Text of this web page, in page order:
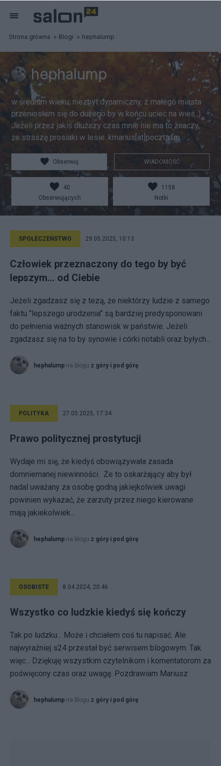
Strona główna Blogi hephalump
hephalump
w średnim wieku, niezbyt dynamiczny, z małego miasta
przeniosłem się do dużego by w końcu uciec na wieś ;)
Jeżeli przez jakiś dłuższy czas mnie nie ma to znaczy,
że straszę prosiaki w lesie. kmarius[at]poczta.fm
Obserwuj WIADOMOŚĆ
40
Obserwujących
1158
Notki
SPOŁECZEŃSTWO 29.05.2025, 10:13
Człowiek przeznaczony do tego by być
lepszym... od Ciebie
Jeżeli zgadzasz się z tezą, że niektórzy ludzie z samego
faktu "lepszego urodzenia" są bardziej predysponowani
do pełnienia ważnych stanowisk w państwie. Jeżeli
zgadzasz się na to by synowie i córki notabli oraz byłych...
hephalump na blogu z góry i pod górę
POLITYKA 27.05.2025, 17:34
Prawo politycznej prostytucji
Wydaje mi się, że kiedyś obowiązywała zasada
domniemanej niewinności. Że to oskarżający aby był
nadal uważany za osobę godną jakiejkolwiek uwagi
powinien wykazać, że zarzuty przez niego kierowane
mają jakiekolwiek...
hephalump na blogu z góry i pod górę
OSOBISTE 8.04.2024, 20:46
Wszystko co ludzkie kiedyś się kończy
Tak po ludzku... Może i chciałem coś tu napisać. Ale
najwyraźniej s24 przestał być serwisem blogowym. Tak
więc... Dziękuję wszystkim czytelnikom i komentatorom za
poświęcony czas oraz uwagę. Pozdrawiam Mariusz
hephalump na blogu z góry i pod górę